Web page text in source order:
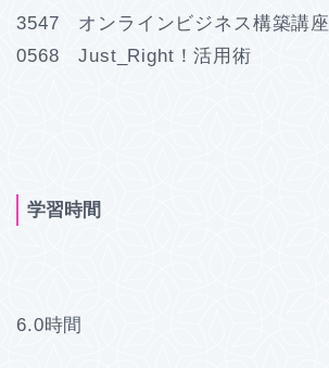
3547 オンラインビジネス構築講座
0568 Just_Right！活用術
学習時間
6.0時間